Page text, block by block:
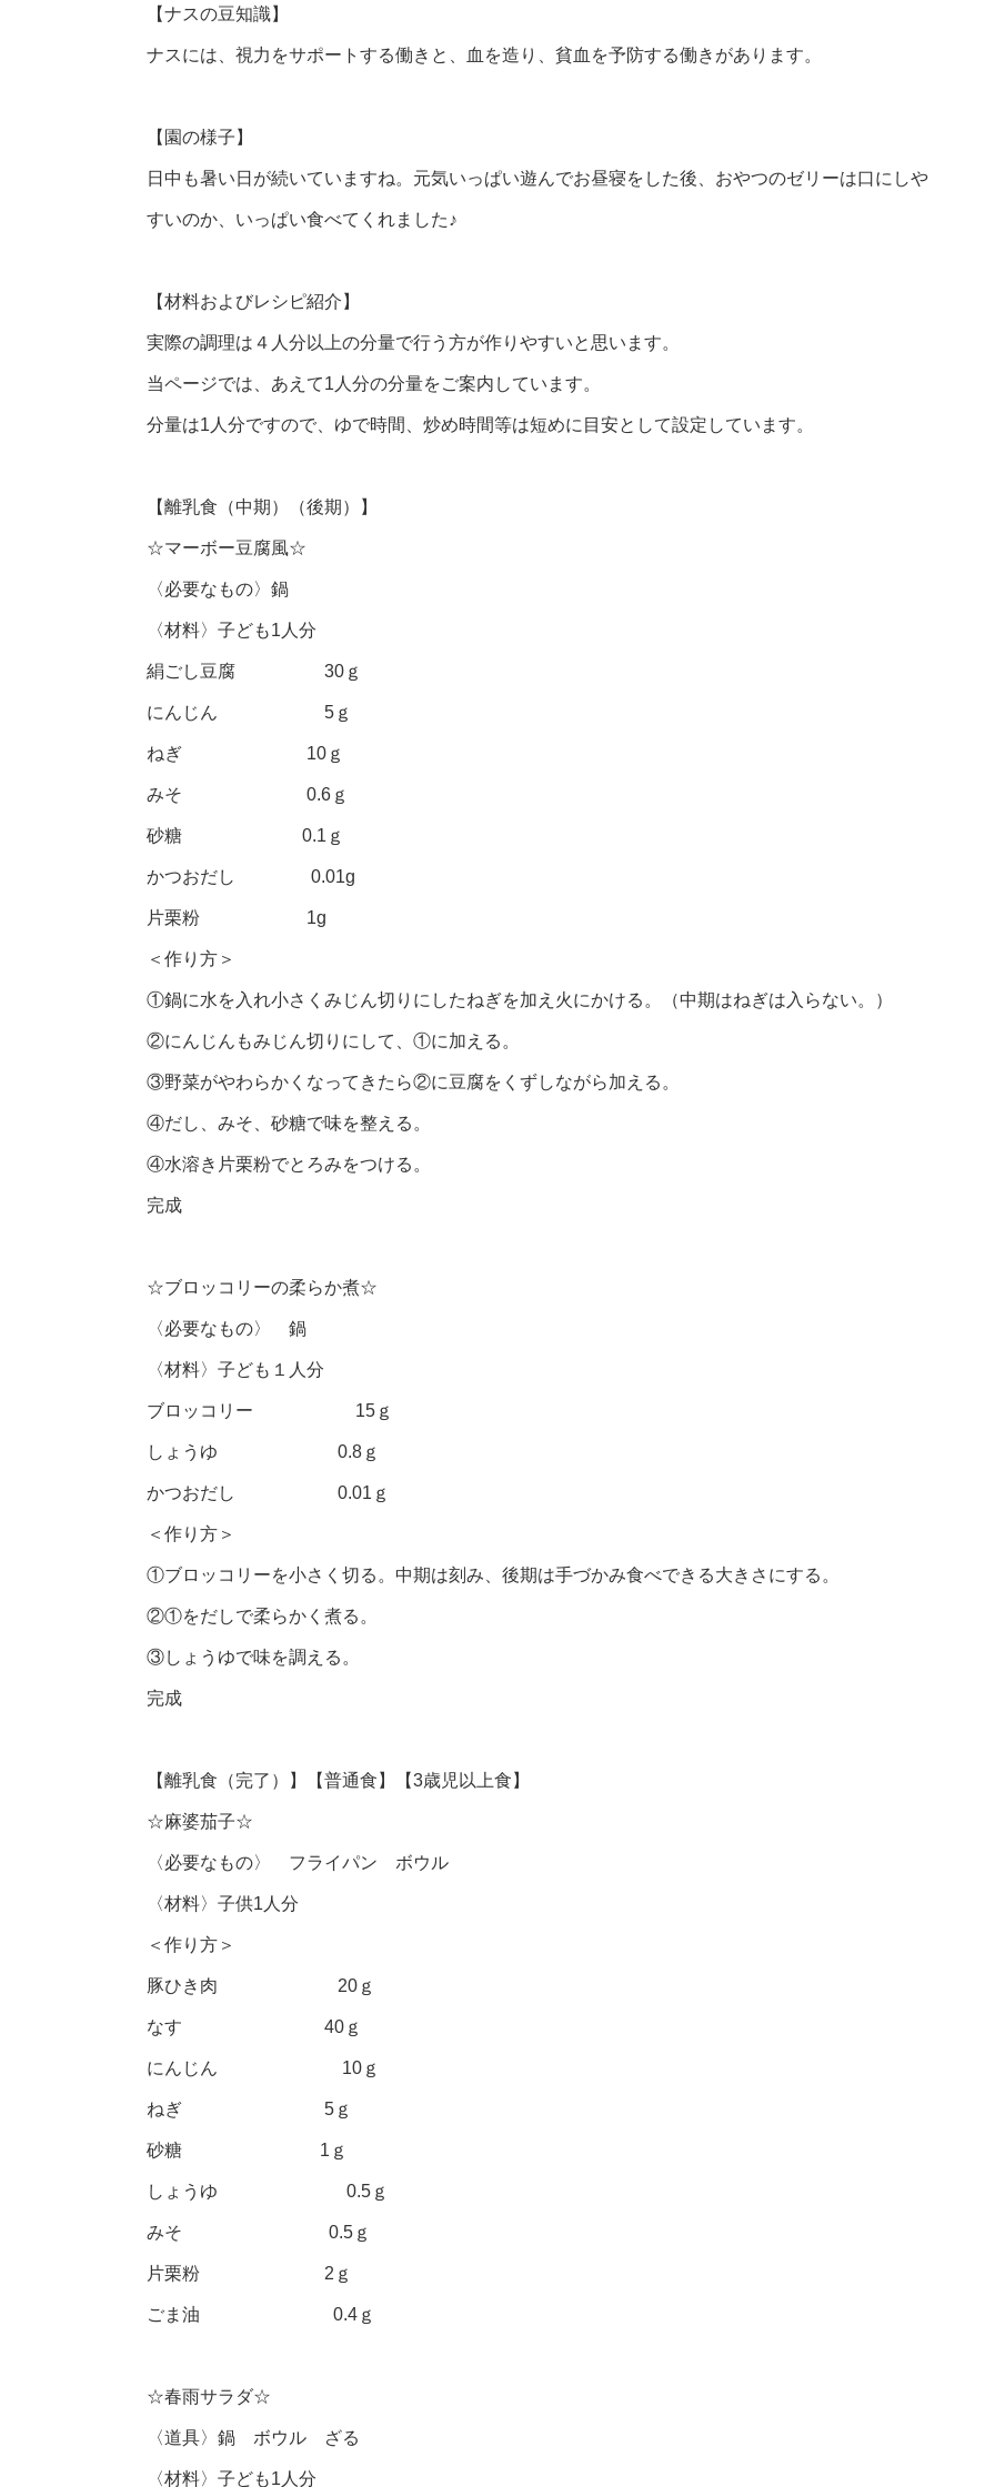
【ナスの豆知識】
ナスには、視力をサポートする働きと、血を造り、貧血を予防する働きがあります。
【園の様子】
日中も暑い日が続いていますね。元気いっぱい遊んでお昼寝をした後、おやつのゼリーは口にしや
すいのか、いっぱい食べてくれました♪
【材料およびレシピ紹介】
実際の調理は４人分以上の分量で行う方が作りやすいと思います。
当ページでは、あえて1人分の分量をご案内しています。
分量は1人分ですので、ゆで時間、炒め時間等は短めに目安として設定しています。
【離乳食（中期）（後期）】
☆マーボー豆腐風☆
〈必要なもの〉鍋
〈材料〉子ども1人分
絹ごし豆腐 30ｇ
にんじん 5ｇ
ねぎ 10ｇ
みそ 0.6ｇ
砂糖 0.1ｇ
かつおだし 0.01g
片栗粉 1g
＜作り方＞
①鍋に水を入れ小さくみじん切りにしたねぎを加え火にかける。（中期はねぎは入らない。）
②にんじんもみじん切りにして、①に加える。
③野菜がやわらかくなってきたら②に豆腐をくずしながら加える。
④だし、みそ、砂糖で味を整える。
④水溶き片栗粉でとろみをつける。
完成
☆ブロッコリーの柔らか煮☆
〈必要なもの〉 鍋
〈材料〉子ども１人分
ブロッコリー 15ｇ
しょうゆ 0.8ｇ
かつおだし 0.01ｇ
＜作り方＞
①ブロッコリーを小さく切る。中期は刻み、後期は手づかみ食べできる大きさにする。
②①をだしで柔らかく煮る。
③しょうゆで味を調える。
完成
【離乳食（完了）】【普通食】【3歳児以上食】
☆麻婆茄子☆
〈必要なもの〉 フライパン ボウル
〈材料〉子供1人分
＜作り方＞
豚ひき肉 20ｇ
なす 40ｇ
にんじん 10ｇ
ねぎ 5ｇ
砂糖 1ｇ
しょうゆ 0.5ｇ
みそ 0.5ｇ
片栗粉 2ｇ
ごま油 0.4ｇ
☆春雨サラダ☆
〈道具〉鍋 ボウル ざる
〈材料〉子ども1人分